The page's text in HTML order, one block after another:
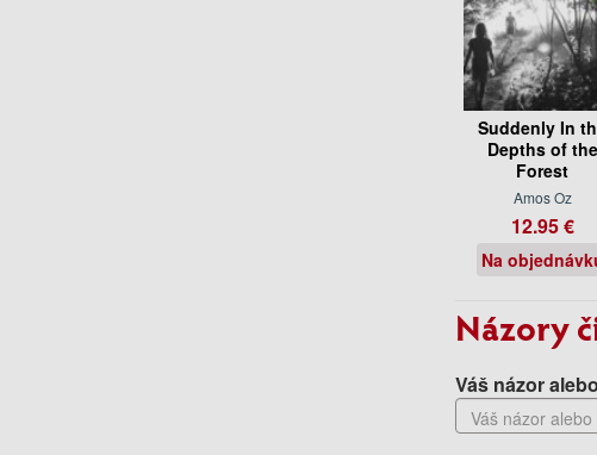
Suddenly In
Depths of the
Forest
Amos Oz
12.95 €
Na
Názory
Váš názor